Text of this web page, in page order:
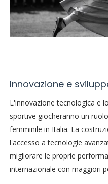
Innovazione e
L'innovazione tecnologica e
sportive giocheranno un
femminile in Italia. La
l'accesso a tecnologie
migliorare le proprie
internazionale con maggiori